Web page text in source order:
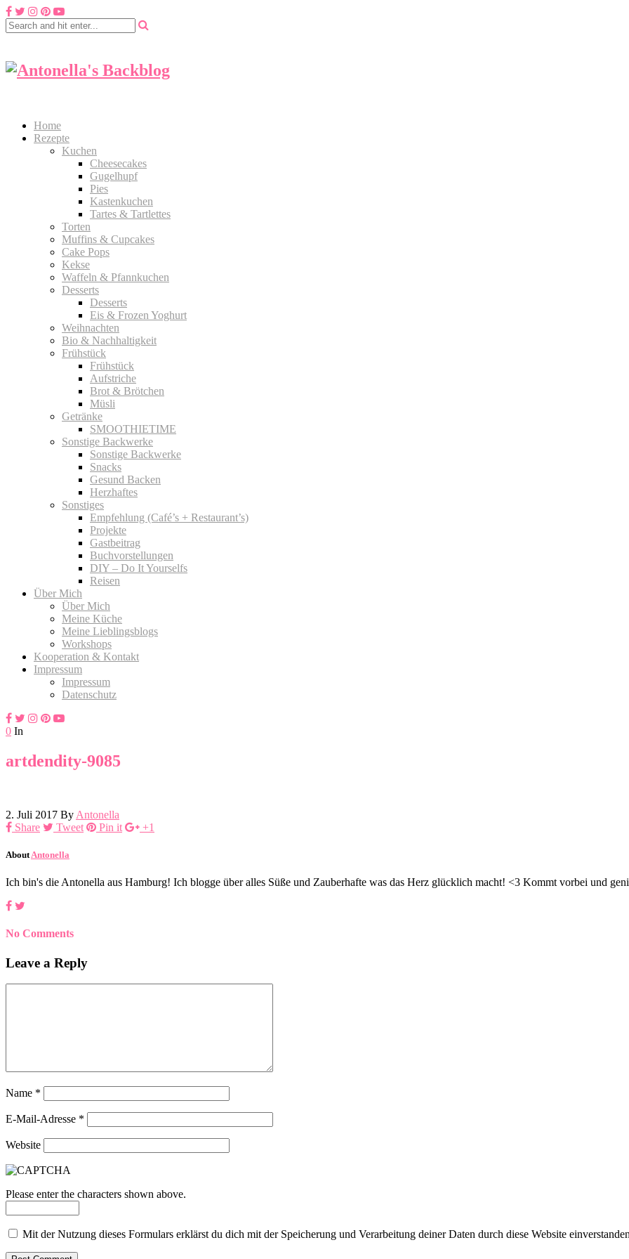
Home
Rezepte
Kuchen
Cheesecakes
Gugelhupf
Pies
Kastenkuchen
Tartes & Tartlettes
Torten
Muffins & Cupcakes
Cake Pops
Kekse
Waffeln & Pfannkuchen
Desserts
Desserts
Eis & Frozen Yoghurt
Weihnachten
Bio & Nachhaltigkeit
Frühstück
Frühstück
Aufstriche
Brot & Brötchen
Müsli
Getränke
SMOOTHIETIME
Sonstige Backwerke
Sonstige Backwerke
Snacks
Gesund Backen
Herzhaftes
Sonstiges
Empfehlung (Café’s + Restaurant’s)
Projekte
Gastbeitrag
Buchvorstellungen
DIY – Do It Yourselfs
Reisen
Über Mich
Über Mich
Meine Küche
Meine Lieblingsblogs
Workshops
Kooperation & Kontakt
Impressum
Impressum
Datenschutz
0 In
artdendity-9085
2. Juli 2017 By Antonella
Share
Tweet Pin it +1
About Antonella
Ich bin's die Antonella aus Hamburg! Ich blogge über alles Süße und Zauberhafte was das Herz glücklich macht! <3 Kommt vorbei und
No Comments
Leave a Reply
Name *
E-Mail-Adresse *
Website
Please enter the characters shown above.
Mit der Nutzung dieses Formulars erklärst du dich mit der Speicherung und Verarbeitung deiner Daten durch diese Website